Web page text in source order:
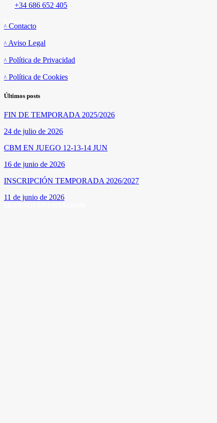
+34 686 652 405
Contacto
Aviso Legal
Política de Privacidad
Política de Cookies
Últimos posts
FIN DE TEMPORADA 2025/2026
24 de julio de 2026
CBM EN JUEGO 12-13-14 JUN
16 de junio de 2026
INSCRIPCIÓN TEMPORADA 2026/2027
11 de junio de 2026